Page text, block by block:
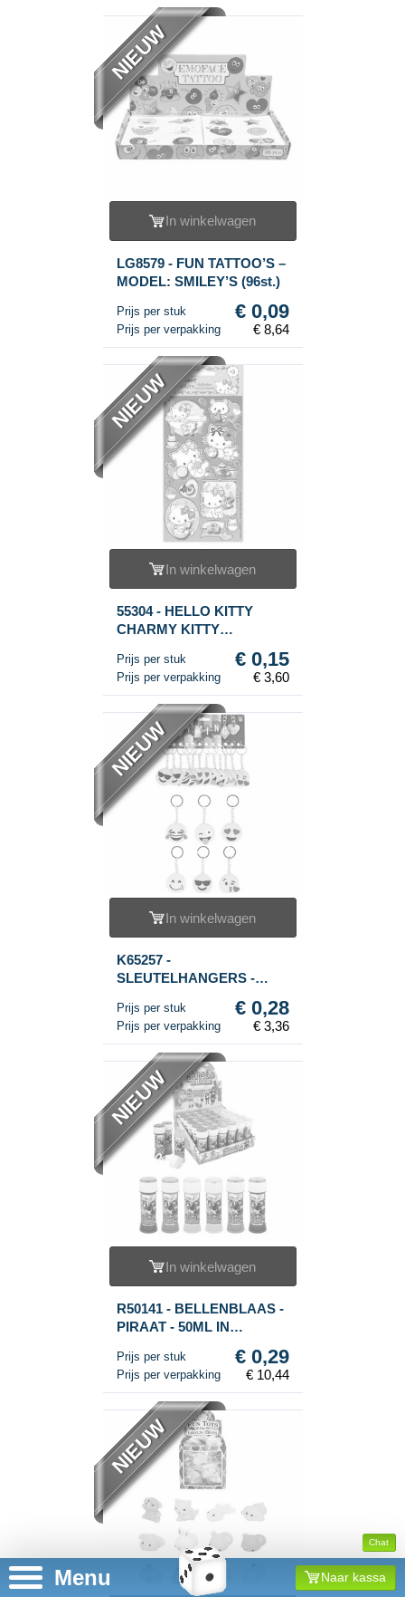
Chat
Menu Naar kassa
NIEUW
In winkelwagen
LG8579 - FUN TATTOO’S –
MODEL: SMILEY’S (96st.)
Prijs per stuk € 0,09
Prijs per verpakking € 8,64
NIEUW
In winkelwagen
55304 - HELLO KITTY
CHARMY KITTY
Prijs per stuk € 0,15
Prijs per verpakking € 3,60
NIEUW
In winkelwagen
K65257 -
SLEUTELHANGERS -
Prijs per stuk € 0,28
Prijs per verpakking € 3,36
NIEUW
In winkelwagen
R50141 - BELLENBLAAS -
PIRAAT - 50ML IN
Prijs per stuk € 0,29
Prijs per verpakking € 10,44
NIEUW